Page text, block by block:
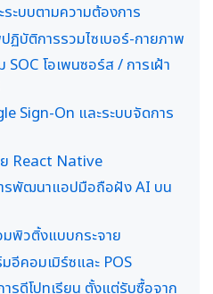
ะบบตามความต้องการ
บัติการรวมไซเบอร์-กายภาพ
โอเพนซอร์ส / การเฝ้า
Sign-On และระบบจัดการ
React Native
พัฒนาแอปมือถือฝัง AI บน
พิวติ้งแบบกระจาย
คอมเมิร์ซและ POS
ดีโปทุเรียน ตั้งแต่รับซื้อจาก